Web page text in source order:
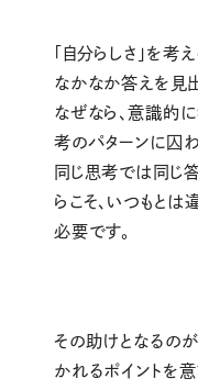
「自分らしさ」を考
なかなか答えを見
なぜなら、意識的に
考のパターンに囚
同じ思考では同じ
らこそ、いつもとは
必要です。
その助けとなるの
かれるポイントを